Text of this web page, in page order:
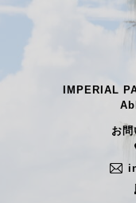
IMPERIAL
お